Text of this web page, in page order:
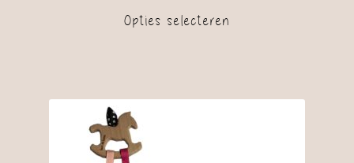
Opties selecteren